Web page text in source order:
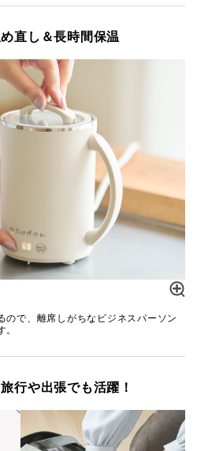
直し＆長時間保温
ので、離席しがちなビジネスパーソン
行や出張でも活躍！